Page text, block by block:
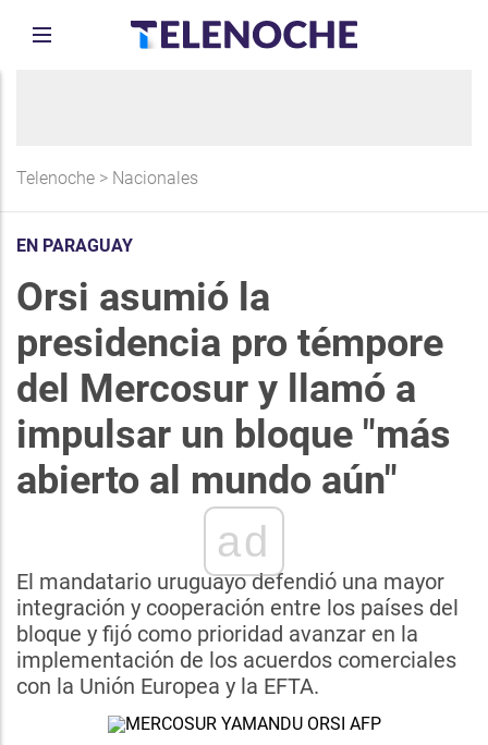
Telenoche > Nacionales
EN PARAGUAY
Orsi asumió la
presidencia pro témpore
del Mercosur y llamó a
impulsar un bloque "más
abierto al mundo aún"
ad
El mandatario uruguayo defendió una mayor
integración y cooperación entre los países del
bloque y fijó como prioridad avanzar en la
implementación de los acuerdos comerciales
con la Unión Europea y la EFTA.